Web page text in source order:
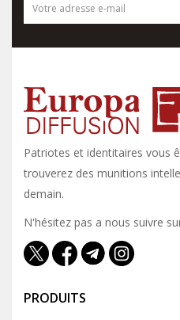
Patriotes et identitaires vous
trouverez des munitions
demain.
N'hésitez pas a nous suivre
PRODUITS